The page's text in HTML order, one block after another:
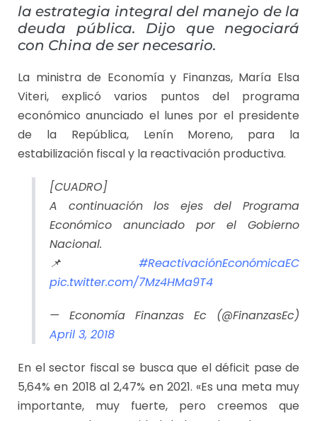
la estrategia integral del manejo de la
deuda pública. Dijo que negociará
con China de ser necesario.
La ministra de Economía y Finanzas, María Elsa
Viteri, explicó varios puntos del programa
económico anunciado el lunes por el presidente
de la República, Lenín Moreno, para la
estabilización fiscal y la reactivación productiva.
[CUADRO]
A continuación los ejes del Programa
Económico anunciado por el Gobierno
Nacional.
📌 #ReactivaciónEconómicaEC
pic.twitter.com/7Mz4HMa9T4
— Economía Finanzas Ec (@FinanzasEc)
April 3, 2018
En el sector fiscal se busca que el déficit pase de
5,64% en 2018 al 2,47% en 2021. «Es una meta muy
importante, muy fuerte, pero creemos que